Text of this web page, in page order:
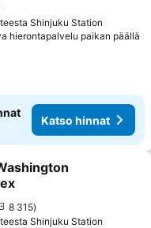
Shinjuku Station
hierontapalvelu paikan päällä
Katso hinnat
8 315
Shinjuku Station